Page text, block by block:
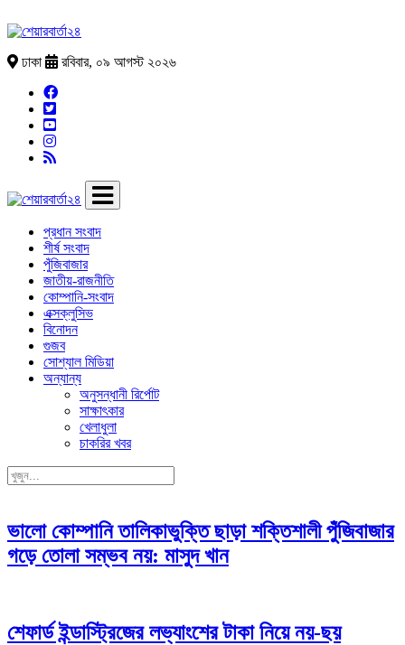
ঢাকা রবিবার, ০৯ আগস্ট ২০২৬
প্রধান সংবাদ
শীর্ষ সংবাদ
পুঁজিবাজার
জাতীয়-রাজনীতি
কোম্পানি-সংবাদ
এক্সক্লুসিভ
বিনোদন
গুজব
সোশ্যাল মিডিয়া
অন্যান্য
অনুসন্ধানী রির্পোট
সাক্ষাৎকার
খেলাধুলা
চাকরির খবর
ভালো কোম্পানি তালিকাভুক্তি ছাড়া শক্তিশালী পুঁজিবাজার
গড়ে তোলা সম্ভব নয়: মাসুদ খান
শেফার্ড ইন্ডাস্ট্রিজের লভ্যাংশের টাকা নিয়ে নয়-ছয়